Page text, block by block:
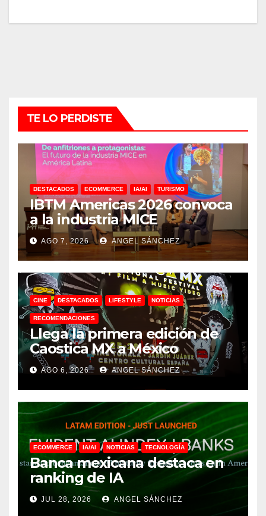
TE LO PERDISTE
DESTACADOS ECOMMERCE IA/AI TURISMO
IBTM Americas 2026 convoca
a la industria MICE
AGO 7, 2026 ANGEL SÁNCHEZ
CINE DESTACADOS LIFESTYLE NOTICIAS
RECOMENDACIONES
Llega la primera edición de
Caostica MX a México
AGO 6, 2026 ANGEL SÁNCHEZ
ECOMMERCE IA/AI NOTICIAS TECNOLOGÍA
Banca mexicana destaca en
ranking de IA
JUL 28, 2026 ANGEL SÁNCHEZ